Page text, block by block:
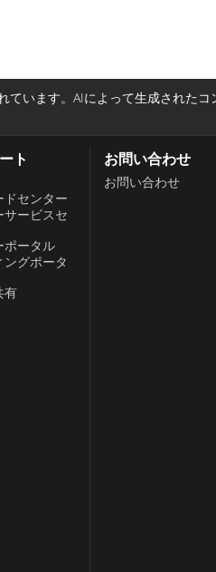
い接続
います。AIによって生成された
ト
ドセンター
サービスセ
ポータル
グポータ
有
お問い合わせ
お問い合わせ